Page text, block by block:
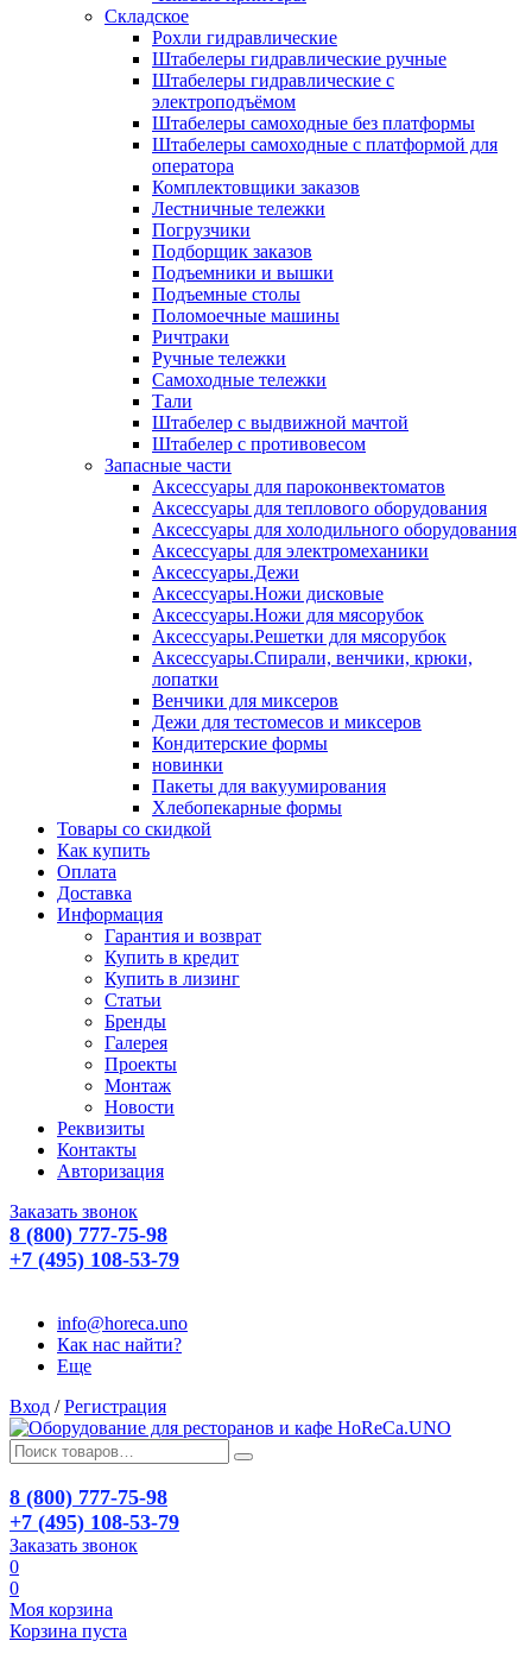
Складское
Рохли гидравлические
Штабелеры гидравлические ручные
Штабелеры гидравлические с
электроподъёмом
Штабелеры самоходные без платформы
Штабелеры самоходные с платформой для
оператора
Комплектовщики заказов
Лестничные тележки
Погрузчики
Подборщик заказов
Подъемники и вышки
Подъемные столы
Поломоечные машины
Ричтраки
Ручные тележки
Самоходные тележки
Тали
Штабелер с выдвижной мачтой
Штабелер с противовесом
Запасные части
Аксессуары для пароконвектоматов
Аксессуары для теплового оборудования
Аксессуары для холодильного оборудования
Аксессуары для электромеханики
Аксессуары.Дежи
Аксессуары.Ножи дисковые
Аксессуары.Ножи для мясорубок
Аксессуары.Решетки для мясорубок
Аксессуары.Спирали, венчики, крюки,
лопатки
Венчики для миксеров
Дежи для тестомесов и миксеров
Кондитерские формы
новинки
Пакеты для вакуумирования
Хлебопекарные формы
Товары со скидкой
Как купить
Оплата
Доставка
Информация
Гарантия и возврат
Купить в кредит
Купить в лизинг
Статьи
Бренды
Галерея
Проекты
Монтаж
Новости
Реквизиты
Контакты
Авторизация
Заказать звонок
8 (800) 777-75-98
+7 (495) 108-53-79
info@horeca.uno
Как нас найти?
Еще
Вход / Регистрация
8 (800) 777-75-98
+7 (495) 108-53-79
Заказать звонок
0
0
Моя корзина
Корзина пуста